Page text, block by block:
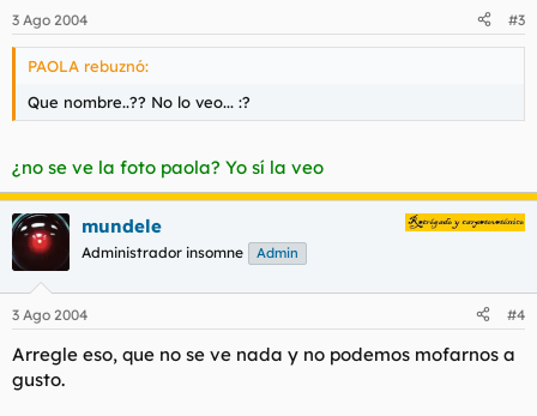
3 Ago 2004 #3
PAOLA rebuznó:
Que nombre..?? No lo veo... :?
¿no se ve la foto paola? Yo sí la veo
mundele
Administrador insomne Admin
3 Ago 2004 #4
Arregle eso, que no se ve nada y no podemos mofarnos a
gusto.